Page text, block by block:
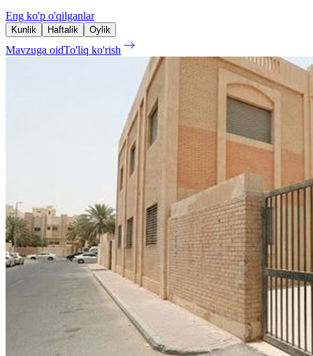
Eng ko'p o'qilganlar
Kunlik Haftalik Oylik
Mavzuga oidTo'liq ko'rish